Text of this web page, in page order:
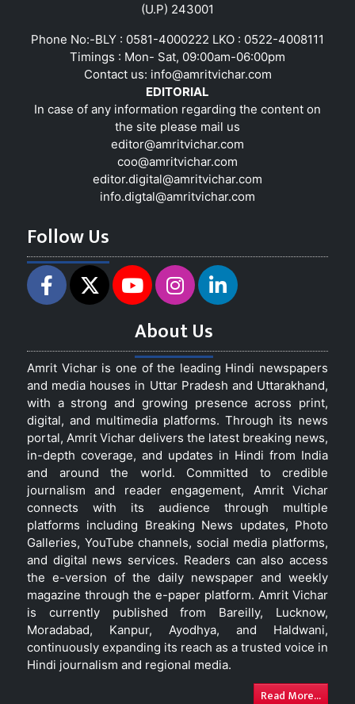
(U.P) 243001
Phone No:-BLY : 0581-4000222 LKO : 0522-4008111
Timings : Mon- Sat, 09:00am-06:00pm
Contact us: info@amritvichar.com
EDITORIAL
In case of any information regarding the content on
the site please mail us
editor@amritvichar.com
coo@amritvichar.com
editor.digital@amritvichar.com
info.digtal@amritvichar.com
Follow Us
About Us
Amrit Vichar is one of the leading Hindi newspapers
and media houses in Uttar Pradesh and Uttarakhand,
with a strong and growing presence across print,
digital, and multimedia platforms. Through its news
portal, Amrit Vichar delivers the latest breaking news,
in-depth coverage, and updates in Hindi from India
and around the world. Committed to credible
journalism and reader engagement, Amrit Vichar
connects with its audience through multiple
platforms including Breaking News updates, Photo
Galleries, YouTube channels, social media platforms,
and digital news services. Readers can also access
the e-version of the daily newspaper and weekly
magazine through the e-paper platform. Amrit Vichar
is currently published from Bareilly, Lucknow,
Moradabad, Kanpur, Ayodhya, and Haldwani,
continuously expanding its reach as a trusted voice in
Hindi journalism and regional media.
Read More...